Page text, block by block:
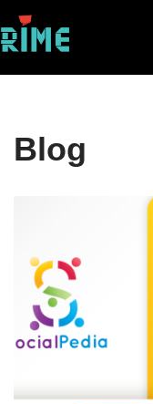
Sari
Blog